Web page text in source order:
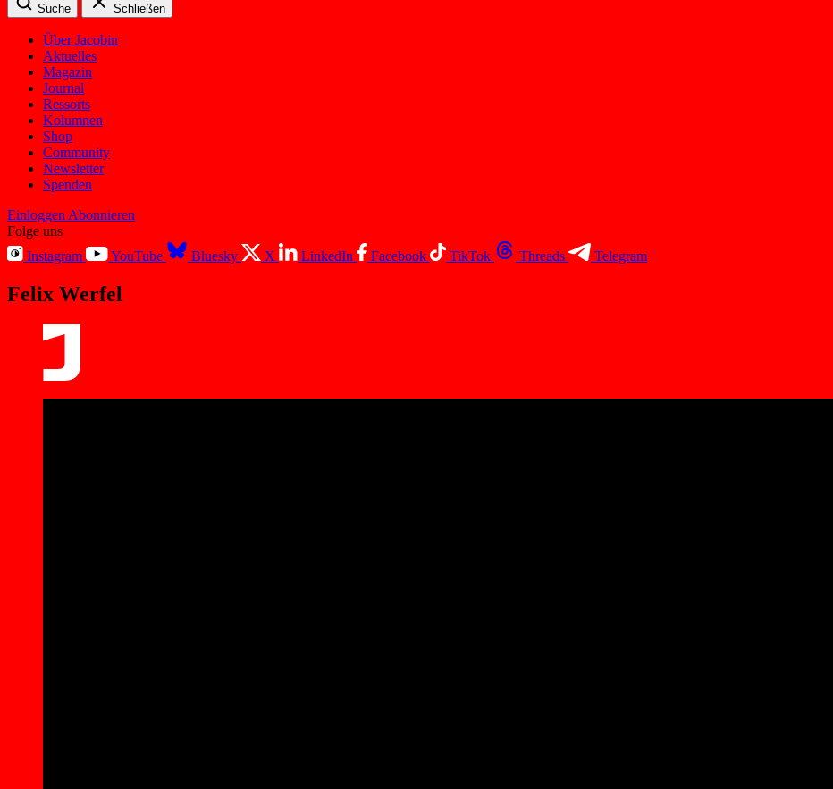
Suche Schließen
Über Jacobin
Aktuelles
Magazin
Journal
Ressorts
Kolumnen
Shop
Community
Newsletter
Spenden
Einloggen Abonnieren
Folge uns
Instagram
YouTube Bluesky X LinkedIn Facebook TikTok Threads Telegram
Felix Werfel